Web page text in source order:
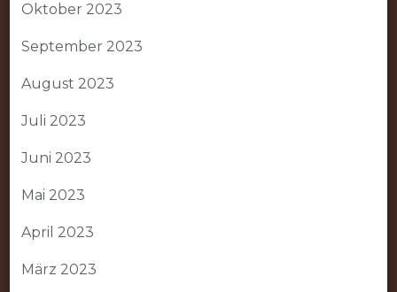
Oktober 2023
September 2023
August 2023
Juli 2023
Juni 2023
Mai 2023
April 2023
März 2023